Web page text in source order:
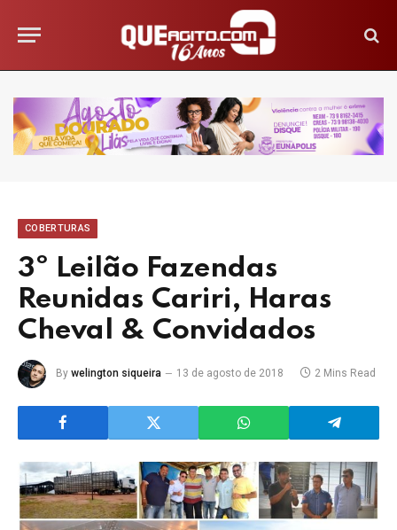
COBERTURAS
3º Leilão Fazendas
Reunidas Cariri, Haras
Cheval & Convidados
By welington siqueira 13 de agosto de 2018 2 Mins Read